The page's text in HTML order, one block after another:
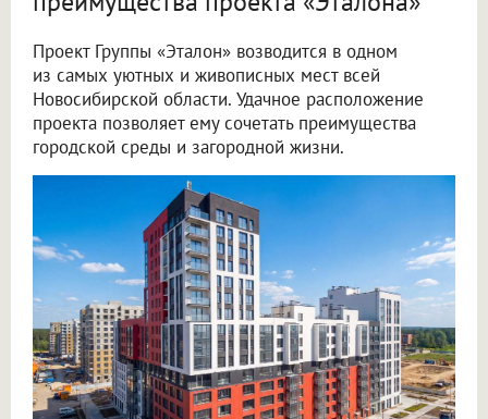
Проект Группы «Эталон» возводится в одном
из самых уютных и живописных мест всей
Новосибирской области. Удачное расположение
проекта позволяет ему сочетать преимущества
городской среды и загородной жизни.